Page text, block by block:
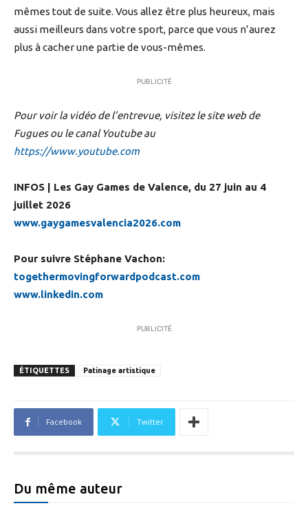
mêmes tout de suite. Vous allez être plus heureux, mais
aussi meilleurs dans votre sport, parce que vous n’aurez
plus à cacher une partie de vous-mêmes.
PUBLICITÉ
Pour voir la vidéo de l’entrevue, visitez le site web de
Fugues ou le canal Youtube au
https://www.youtube.com
INFOS | Les Gay Games de Valence, du 27 juin au 4
juillet 2026
www.gaygamesvalencia2026.com
Pour suivre Stéphane Vachon:
togethermovingforwardpodcast.com
www.linkedin.com
PUBLICITÉ
ÉTIQUETTES Patinage artistique
Facebook Twitter
Du même auteur